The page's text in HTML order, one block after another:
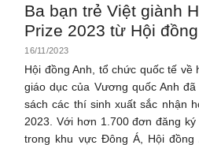
Ba bạn trẻ Việt giành
Prize 2023 từ Hội
16/11/2023
Hội đồng Anh, tổ chức quốc tế
giáo dục của Vương quốc Anh
sách các thí sinh xuất sắc nhận
2023. Với hơn 1.700 đơn đăng
trong khu vực Đông Á, Hội